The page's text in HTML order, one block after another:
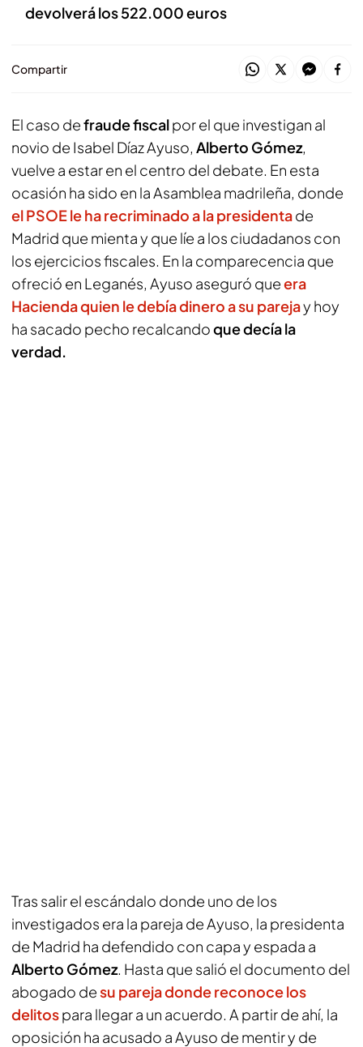
devolverá los 522.000 euros
Compartir
El caso defraude fiscalpor el que investigan al
novio de Isabel Díaz Ayuso, Alberto Gómez,
vuelve a estar en el centro del debate. En esta
ocasión ha sido en la Asamblea madrileña, donde
el PSOE le ha recriminado a la presidentade
Madrid que mienta y que líe a los ciudadanos con
los ejercicios fiscales. En la comparecencia que
ofreció en Leganés, Ayuso aseguró queera
Hacienda quien le debía dinero a su parejay hoy
ha sacado pecho recalcandoque decía la
verdad.
Tras salir el escándalo donde uno de los
investigados era la pareja de Ayuso, la presidenta
de Madrid ha defendido con capa y espada a
Alberto Gómez. Hasta que salió el documento del
abogado desu pareja donde reconoce los
delitospara llegar a un acuerdo. A partir de ahí, la
oposición ha acusado a Ayuso de mentir y de